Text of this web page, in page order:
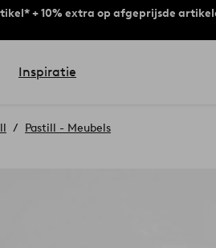
+ 10% extra op afgeprijsde
Inspiratie
Pastill - Meubels